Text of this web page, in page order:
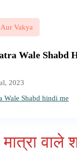
Vakya
Wale Shabd
2023
वाले